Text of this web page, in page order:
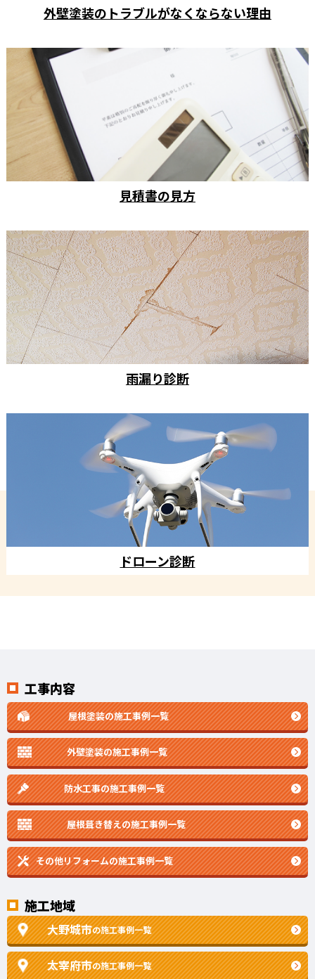
外壁塗装のトラブルがなくならない理由
見積書の見方
雨漏り診断
ドローン診断
工事内容
屋根塗装の施工事例一覧
外壁塗装の施工事例一覧
防水工事の施工事例一覧
屋根葺き替えの施工事例一覧
その他リフォームの施工事例一覧
施工地域
大野城市の施工事例一覧
太宰府市の施工事例一覧